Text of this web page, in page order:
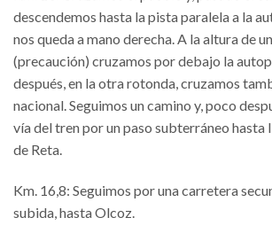
descendemos hasta la pista paralela a la
nos queda a mano derecha. A la altura de
(precaución) cruzamos por debajo la
después, en la otra rotonda, cruzamos
nacional. Seguimos un camino y, poco
vía del tren por un paso subterráneo
de Reta.
Km. 16,8: Seguimos por una carretera
subida, hasta Olcoz.